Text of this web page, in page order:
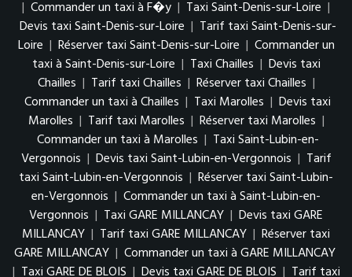
| Commander un taxi à F�y | Taxi Saint-Denis-sur-Loire |
Devis taxi Saint-Denis-sur-Loire | Tarif taxi Saint-Denis-sur-
Loire | Réserver taxi Saint-Denis-sur-Loire | Commander un
taxi à Saint-Denis-sur-Loire | Taxi Chailles | Devis taxi
Chailles | Tarif taxi Chailles | Réserver taxi Chailles |
Commander un taxi à Chailles | Taxi Marolles | Devis taxi
Marolles | Tarif taxi Marolles | Réserver taxi Marolles |
Commander un taxi à Marolles | Taxi Saint-Lubin-en-
Vergonnois | Devis taxi Saint-Lubin-en-Vergonnois | Tarif
taxi Saint-Lubin-en-Vergonnois | Réserver taxi Saint-Lubin-
en-Vergonnois | Commander un taxi à Saint-Lubin-en-
Vergonnois | Taxi GARE MILLANCAY | Devis taxi GARE
MILLANCAY | Tarif taxi GARE MILLANCAY | Réserver taxi
GARE MILLANCAY | Commander un taxi à GARE MILLANCAY
| Taxi GARE DE BLOIS | Devis taxi GARE DE BLOIS | Tarif taxi